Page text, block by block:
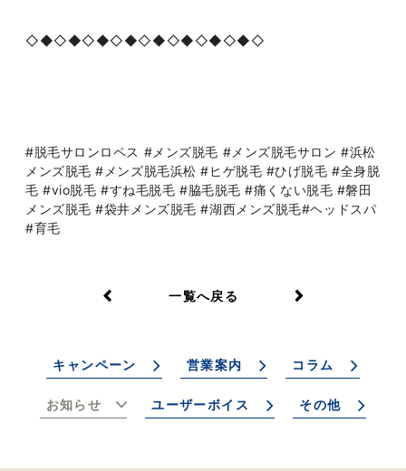
◇◆◇◆◇◆◇◆◇◆◇◆◇◆◇◆◇
#脱毛サロンロペス #メンズ脱毛 #メンズ脱毛サロン #浜松
メンズ脱毛 #メンズ脱毛浜松 #ヒゲ脱毛 #ひげ脱毛 #全身脱
毛 #vio脱毛 #すね毛脱毛 #脇毛脱毛 #痛くない脱毛 #磐田
メンズ脱毛 #袋井メンズ脱毛 #湖西メンズ脱毛#ヘッドスパ
#育毛
一覧へ戻る
キャンペーン 営業案内 コラム
お知らせ ユーザーボイス その他